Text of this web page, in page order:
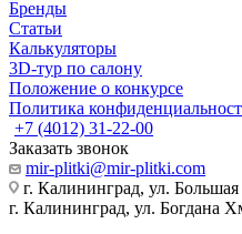
Бренды
Статьи
Калькуляторы
3D-тур по салону
Положение о конкурсе
Политика
+7 (4012) 31-22-00
Заказать звонок
mir-plitki@mir-plitki.com
г. Калининград, ул.
г. Калининград, ул. Богдана